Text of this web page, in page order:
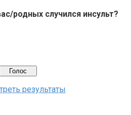
родных случился инсульт?
результаты